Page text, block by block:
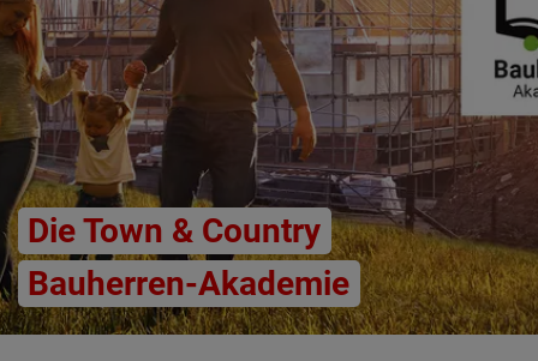
Die Town & Country
Bauherren-Akademie